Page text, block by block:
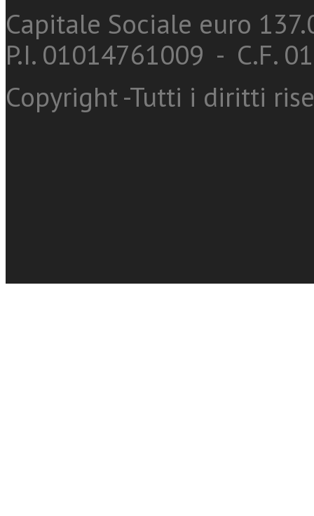
Capitale Sociale euro
P.I. 01014761009 - C.F.
Copyright -Tutti i diritti